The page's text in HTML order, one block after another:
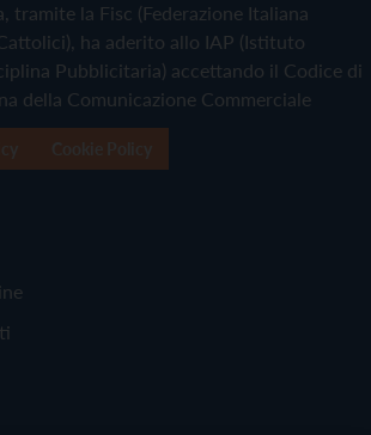
tramite la Fisc (Federazione Italiana
ha aderito allo IAP (Istituto
Pubblicitaria) accettando il Codice di
della Comunicazione Commerciale